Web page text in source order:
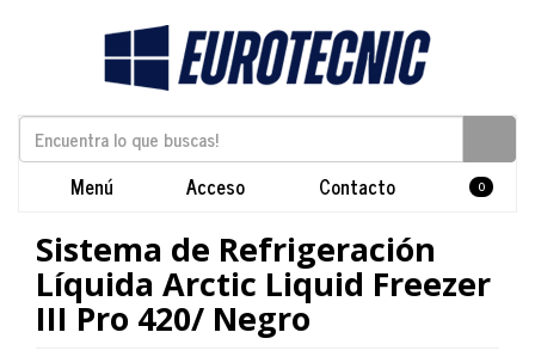
Menú Acceso Contacto 0
Sistema de Refrigeración
Líquida Arctic Liquid Freezer
III Pro 420/ Negro